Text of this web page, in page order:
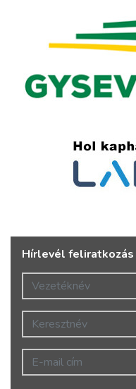
Hírlevél feliratkozás
Vezetéknév
Keresztnév
E-mail cím